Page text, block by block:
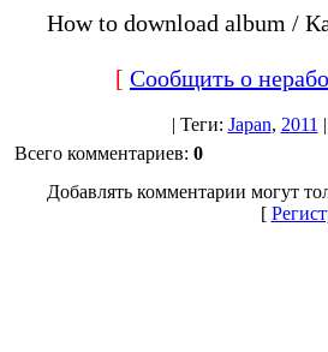
How to download album /
[ Сообщить о
| Теги: Japan, 2011 |
Всего комментариев: 0
Добавлять комментарии могут
[